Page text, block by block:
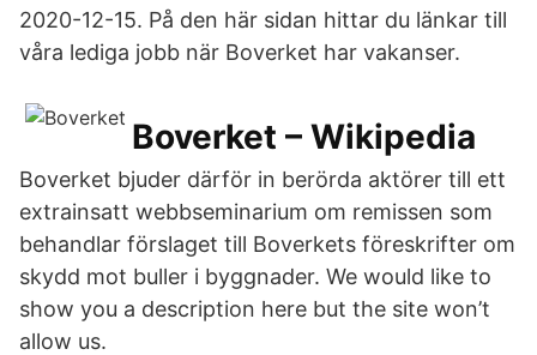
2020-12-15. På den här sidan hittar du länkar till
våra lediga jobb när Boverket har vakanser.
Boverket – Wikipedia
Boverket bjuder därför in berörda aktörer till ett
extrainsatt webbseminarium om remissen som
behandlar förslaget till Boverkets föreskrifter om
skydd mot buller i byggnader. We would like to
show you a description here but the site won’t
allow us.